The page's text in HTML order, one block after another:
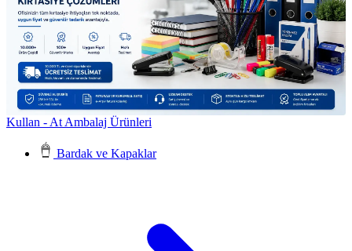
Kullan - At Ambalaj Ürünleri
Bardak ve Kapaklar